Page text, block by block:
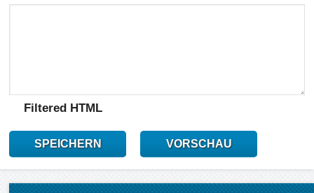
Filtered HTML
SPEICHERN VORSCHAU